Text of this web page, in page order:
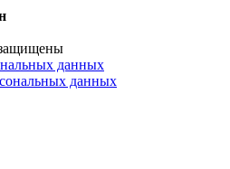
данных
данных